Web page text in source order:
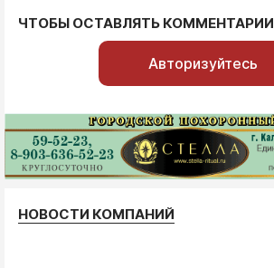
ЧТОБЫ ОСТАВЛЯТЬ КОММЕНТАРИИ
Авторизуйтесь
НОВОСТИ КОМПАНИЙ